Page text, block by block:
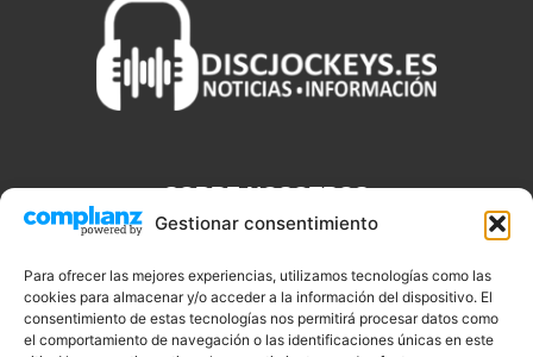
Gestionar consentimiento
Para ofrecer las mejores experiencias, utilizamos tecnologías como las
cookies para almacenar y/o acceder a la información del dispositivo. El
consentimiento de estas tecnologías nos permitirá procesar datos como
el comportamiento de navegación o las identificaciones únicas en este
SOBRE NOSOTROS
que necesitas saber sobre noticias, novedades, tecnologías y
aplicaciones que te ayudaran a ser un mejor Djs.